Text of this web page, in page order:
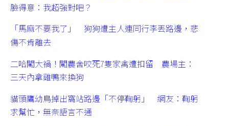
臉得意：我超強對吧？
「馬麻不要我了」 狗狗遭主人連同行李丟路邊，悲
傷不肯離去
二哈闖大禍！闖農舍咬死7隻家禽遭扣留 農場主：
三天內拿雞鴨來換狗
貓頭鷹幼鳥掉出窩站路邊「不停鞠躬」 網友：鞠躬
求幫忙，無奈語言不通